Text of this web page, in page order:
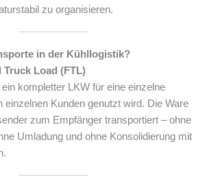
zu organisieren.
in der Kühllogistik?
Load (FTL)
kompletter LKW für eine einzelne
einzelnen Kunden genutzt wird. Die Ware
zum Empfänger transportiert – ohne
Umladung und ohne Konsolidierung mit